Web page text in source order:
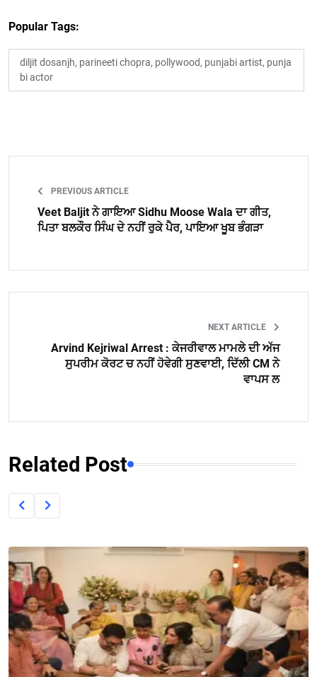
Popular Tags:
diljit dosanjh, parineeti chopra, pollywood, punjabi artist, punja
bi actor
PREVIOUS ARTICLE
Veet Baljit ਨੇ ਗਾਇਆ Sidhu Moose Wala ਦਾ ਗੀਤ,
ਪਿਤਾ ਬਲਕੌਰ ਸਿੰਘ ਦੇ ਨਹੀਂ ਰੁਕੇ ਪੈਰ, ਪਾਇਆ ਖੂਬ ਭੰਗੜਾ
NEXT ARTICLE
Arvind Kejriwal Arrest : ਕੇਜਰੀਵਾਲ ਮਾਮਲੇ ਦੀ ਅੱਜ
ਸੁਪਰੀਮ ਕੋਰਟ ਚ ਨਹੀਂ ਹੋਵੇਗੀ ਸੁਣਵਾਈ, ਦਿੱਲੀ CM ਨੇ
ਵਾਪਸ ਲ
Related Post